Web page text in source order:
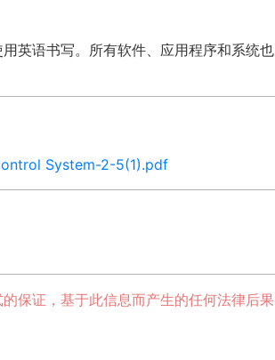
英语书写。所有软件、应用程序和系统也
System-2-5(1).pdf
保证，基于此信息而产生的任何法律后果